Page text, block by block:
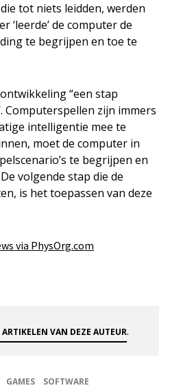
tot niets leidden, werden
‘leerde’ de computer de
te begrijpen en toe te
“een stap
Computerspellen zijn immers
intelligentie mee te
moet de computer in
te begrijpen en
volgende stap die de
is het toepassen van deze
via PhysOrg.com
ARTIKELEN VAN DEZE AUTEUR.
GAMES
SOFTWARE